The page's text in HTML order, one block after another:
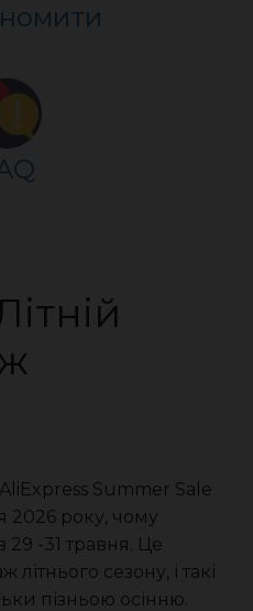
Summer Sale
2026 року, чому
29 -31 травня. Це
сезону, і такі
пізньою осінню.